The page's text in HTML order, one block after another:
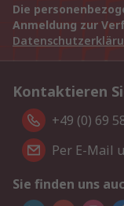
Die
Anmeldung zur
Kontaktieren
+49 (0) 69
Per E-Mail
Sie finden uns